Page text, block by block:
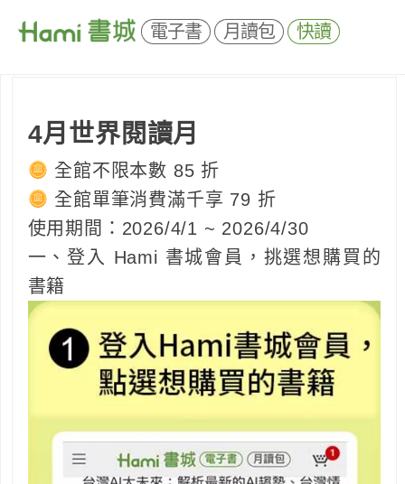
電子書 月讀包 快讀
4月世界閱讀月
全館不限本數 85 折
全館單筆消費滿千享 79 折
使用期間：2026/4/1 ~ 2026/4/30
一、登入 Hami 書城會員，挑選想購買的
書籍